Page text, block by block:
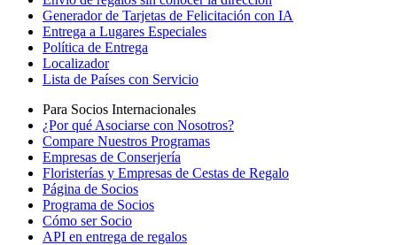
Generador de Tarjetas de Felicitación con IA
Entrega a Lugares Especiales
Política de Entrega
Localizador
Lista de Países con Servicio
Para Socios Internacionales
¿Por qué Asociarse con Nosotros?
Compare Nuestros Programas
Empresas de Conserjería
Floristerías y Empresas de Cestas de Regalo
Página de Socios
Programa de Socios
Cómo ser Socio
API en entrega de regalos